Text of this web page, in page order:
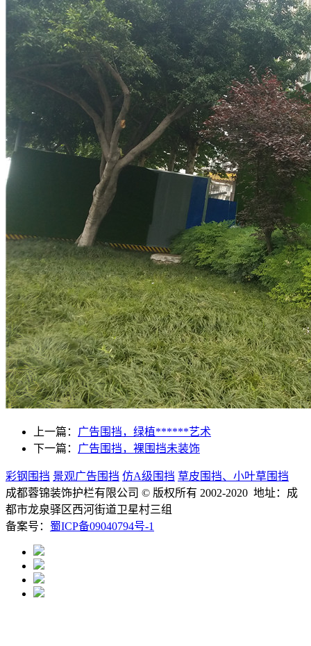
上一篇： 广告围挡，绿植******艺术
下一篇： 广告围挡，裸围挡未装饰
彩钢围挡 景观广告围挡 仿A级围挡 草皮围挡、小叶草围挡
成都蓉锦装饰护栏有限公司 © 版权所有 2002-2020 地址：成
都市龙泉驿区西河街道卫星村三组
备案号： 蜀ICP备09040794号-1